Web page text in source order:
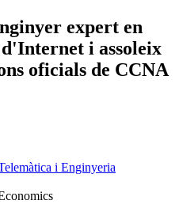
expert en
i assoleix
oficials de CCNA
i Enginyeria